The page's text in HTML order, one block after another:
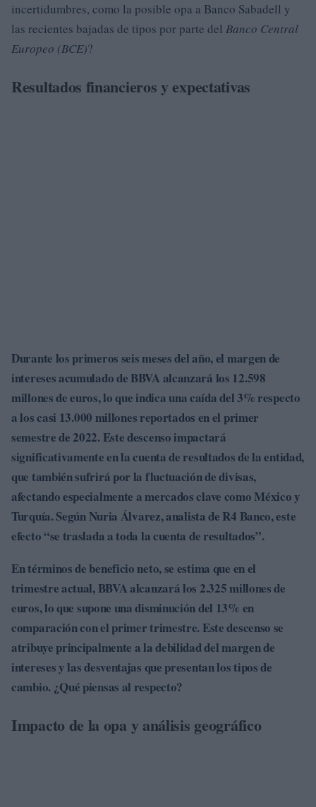
incertidumbres, como la posible opa a Banco Sabadell y
las recientes bajadas de tipos por parte del Banco Central
Europeo (BCE)?
Resultados financieros y expectativas
Durante los primeros seis meses del año, el margen de
intereses acumulado de BBVA alcanzará los 12.598
millones de euros, lo que indica una caída del3% respecto
a los casi 13.000 millones reportados en el primer
semestre de 2022. Este descenso impactará
significativamente en la cuenta de resultados de la entidad,
que también sufrirá por la fluctuación de divisas,
afectando especialmente a mercados clave como Méxicoy
Turquía. Según Nuria Álvarez, analista de R4 Banco, este
efecto “se traslada a toda la cuenta de resultados”.
En términos de beneficio neto, se estima que en el
trimestre actual, BBVA alcanzará los 2.325 millones de
euros, lo que supone una disminución del 13% en
comparación con el primer trimestre. Este descenso se
atribuye principalmente a la debilidad del margen de
intereses y las desventajas que presentan los tipos de
cambio. ¿Qué piensas al respecto?
Impacto de la opa y análisis geográfico